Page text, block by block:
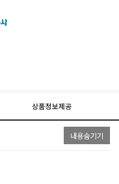
상품정보제공
내용숨기기